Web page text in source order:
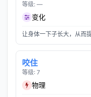
等级: —
变化
让身体一下子长大，从而
咬住
等级: 7
物理